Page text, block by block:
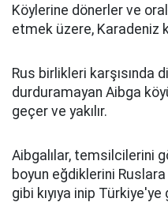
Köylerine dönerler ve
etmek üzere, Karadeniz
Rus birlikleri karşısında
durduramayan Aibga
geçer ve yakılır.
Aibgalılar, temsilcilerini
boyun eğdiklerini
gibi kıyıya inip